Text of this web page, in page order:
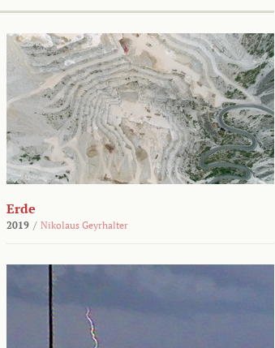
Erde
2019 / Nikolaus Geyrhalter